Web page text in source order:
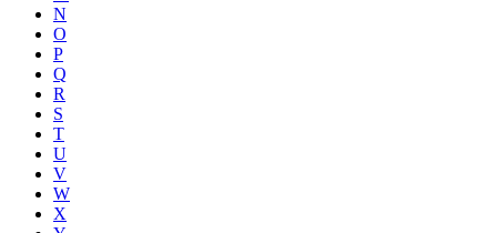
N
O
P
Q
R
S
T
U
V
W
X